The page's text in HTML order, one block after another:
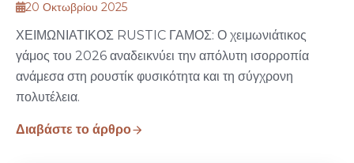
20 Οκτωβρίου 2025
ΧΕΙΜΩΝΙΑΤΙΚΟΣ RUSTIC ΓΑΜΟΣ: Ο χειμωνιάτικος
γάμος του 2026 αναδεικνύει την απόλυτη ισορροπία
ανάμεσα στη ρουστίκ φυσικότητα και τη σύγχρονη
πολυτέλεια.
Διαβάστε το άρθρο